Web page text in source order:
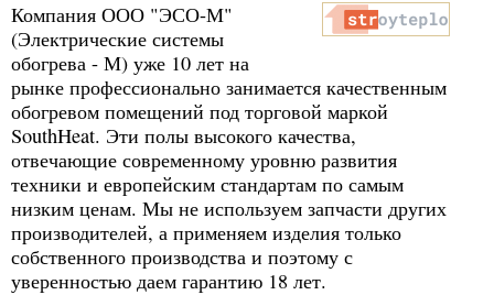
Компания ООО "ЭСО-М"
(Электрические системы
обогрева - М) уже 10 лет на
рынке профессионально занимается качественным
обогревом помещений под торговой маркой
SouthHeat. Эти полы высокого качества,
отвечающие современному уровню развития
техники и европейским стандартам по самым
низким ценам. Мы не используем запчасти других
производителей, а применяем изделия только
собственного производства и поэтому с
уверенностью даем гарантию 18 лет.